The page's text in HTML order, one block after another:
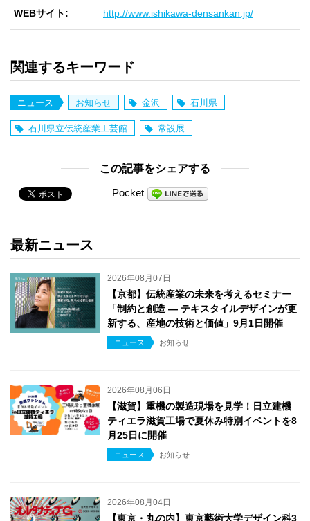
WEBサイト http://www.ishikawa-densankan.jp/
関連するキーワード
ニュース お知らせ 金沢 石川県
石川県立伝統産業工芸館 常設展
この記事をシェアする
Pocket
最新ニュース
2026年08月07日
【京都】伝統産業の未来を考えるセミナー
「制約と創造 ― テキスタイルデザインが更
新する、産地の技術と価値」9月1日開催
ニュース お知らせ
2026年08月06日
【滋賀】重機の製造現場を見学！日立建機
ティエラ滋賀工場で夏休み特別イベントを8
月25日に開催
ニュース お知らせ
2026年08月04日
【東京・丸の内】東京藝術大学デザイン科3